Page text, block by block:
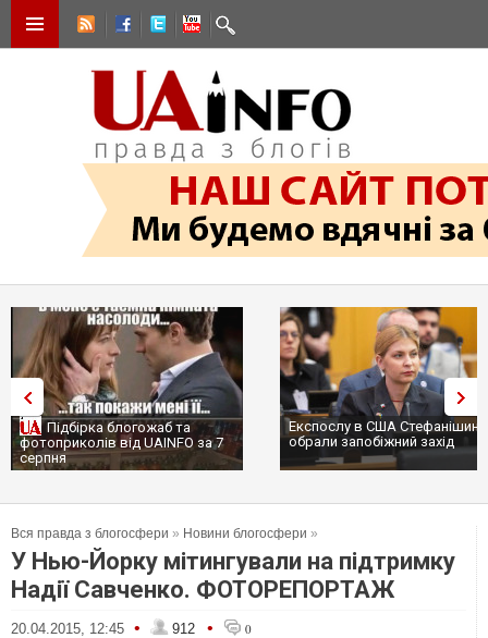
Експослу в США Стефанішиній
обрали запобіжний захід
Трамп не передасть Україні
сотні ракет до Patriot, бо у
Вся правда з блогосфери » Новини блогосфери »
У Нью-Йорку мітингували на підтримку
Надії Савченко. ФОТОРЕПОРТАЖ
20.04.2015, 12:45 • 912 • 0